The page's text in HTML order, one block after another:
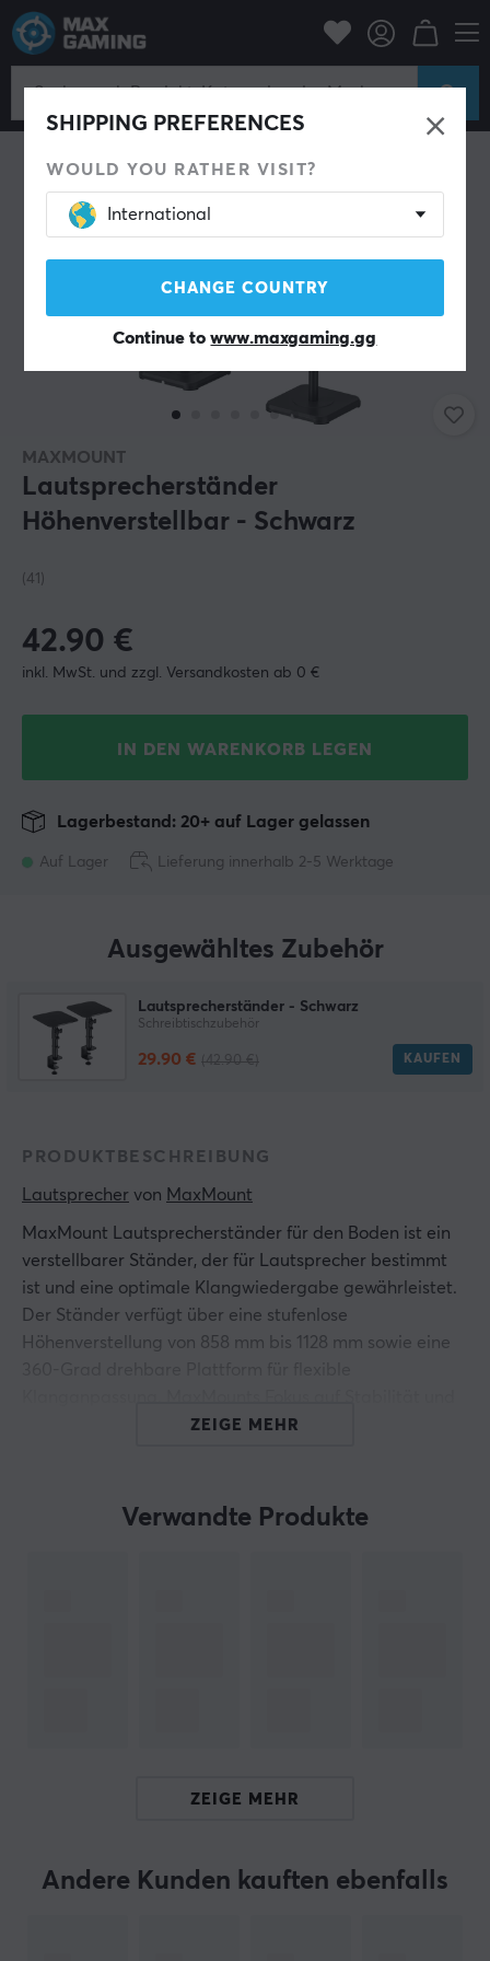
SHIPPING PREFERENCES
WOULD YOU RATHER VISIT?
International
CHANGE COUNTRY
Continue towww.maxgaming.gg
PC-Zubehör Lautsprecher
MAXMOUNT
Lautsprecherständer
Höhenverstellbar - Schwarz
(41)
42.90 €
inkl. MwSt. und zzgl. Versandkosten ab 0 €
IN DEN WARENKORB LEGEN
Auf Lager
Lagerbestand: 20+ auf Lager gelassen
Lieferung innerhalb 2-5 Werktage
Ausgewähltes Zubehör
Lautsprecherständer - Schwarz
Schreibtischzubehör
29.90 € KAUFEN
PRODUKTBESCHREIBUNG
Lautsprecher von MaxMount
MaxMount Lautsprecherständer für den Boden ist ein
verstellbarer Ständer, der für Lautsprecher bestimmt
ist und eine optimale Klangwiedergabe gewährleistet.
Der Ständer verfügt über eine stufenlose
Höhenverstellung von 858 mm bis 1128 mm sowie eine
Sicherheit macht den Ständer sowohl für den
gewährleistet, dass die Klangwiedergabe an
ZEIGE MEHR
Verwandte Produkte
ZEIGE MEHR
Andere Kunden kauften ebenfalls